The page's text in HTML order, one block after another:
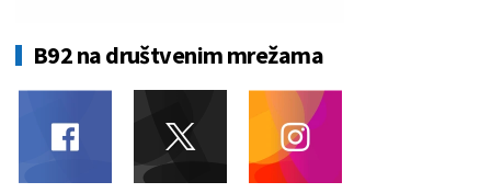
B92 na društvenim mrežama